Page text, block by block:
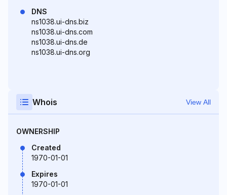
DNS
ns1038.ui-dns.biz
ns1038.ui-dns.com
ns1038.ui-dns.de
ns1038.ui-dns.org
Whois View All
OWNERSHIP
Created
1970-01-01
Expires
1970-01-01